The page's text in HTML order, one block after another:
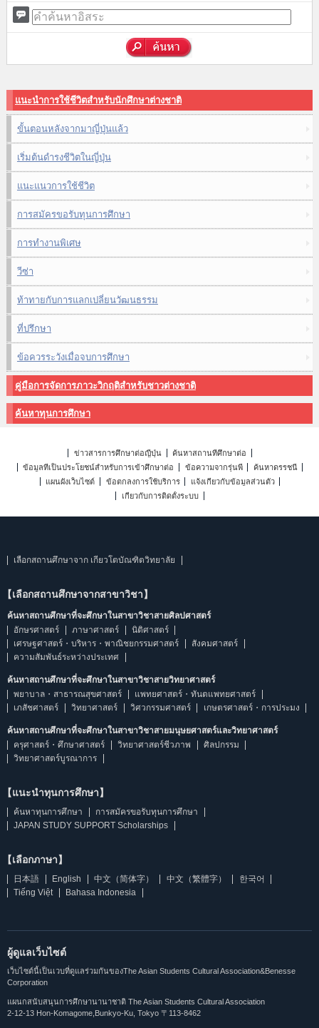
แนะนำการใช้ชีวิตสำหรับนักศึกษาต่างชาติ
ขั้นตอนหลังจากมาญี่ปุ่นแล้ว
เริ่มต้นดำรงชีวิตในญี่ปุ่น
แนะแนวการใช้ชีวิต
การสมัครขอรับทุนการศึกษา
การทำงานพิเศษ
วีซ่า
ท้าทายกับการแลกเปลี่ยนวัฒนธรรม
ที่ปรึกษา
ข้อควรระวังเมื่อจบการศึกษา
คู่มือการจัดการภาวะวิกฤติสำหรับชาวต่างชาติ
ค้นหาทุนการศึกษา
ข่าวสารการศึกษาต่อญี่ปุ่น
ค้นหาสถานที่ศึกษาต่อ
ข้อมูลที่เป็นประโยชน์สำหรับการเข้าศึกษาต่อ
ข้อความจากรุ่นพี่
ค้นหาดรรชนี
แผนผังเว็บไซต์
ข้อตกลงการใช้บริการ
แจ้งเกี่ยวกับข้อมูลส่วนตัว
เกี่ยวกับการติดตั้งระบบ
เลือกสถานศึกษาจาก เกียวโตบัณฑิตวิทยาลัย
【เลือกสถานศึกษาจากสาขาวิชา】
ค้นหาสถานศึกษาที่จะศึกษาในสาขาวิชาสายศิลปศาสตร์
อักษรศาสตร์
ภาษาศาสตร์
นิติศาสตร์
เศรษฐศาสตร์・บริหาร・พาณิชยกรรมศาสตร์
สังคมศาสตร์
ความสัมพันธ์ระหว่างประเทศ
ค้นหาสถานศึกษาที่จะศึกษาในสาขาวิชาสายวิทยาศาสตร์
พยาบาล・สาธารณสุขศาสตร์
แพทยศาสตร์・ทันตแพทยศาสตร์
เภสัชศาสตร์
วิทยาศาสตร์ วิศวกรรมศาสตร์ เกษตรศาสตร์・การประมง
ค้นหาสถานศึกษาที่จะศึกษาในสาขาวิชาสายมนุษยศาสตร์และวิทยาศาสตร์
ครุศาสตร์・ศึกษาศาสตร์
วิทยาศาสตร์ชีวภาพ
ศิลปกรรม
วิทยาศาสตร์บูรณาการ
【แนะนำทุนการศึกษา】
ค้นหาทุนการศึกษา
การสมัครขอรับทุนการศึกษา
JAPAN STUDY SUPPORT Scholarships
【เลือกภาษา】
日本語 English 中文（简体字） 中文（繁體字）
한국어
Tiếng Việt
Bahasa Indonesia
ผู้ดูแลเว็บไซต์
เว็บไซต์นี้เป็นเวบที่ดูแลร่วมกันของThe Asian Students Cultural Association&Benesse
Corporation
แผนกสนับสนุนการศึกษานานาชาติ The Asian Students Cultural Association
2-12-13 Hon-Komagome,Bunkyo-Ku, Tokyo 〒113-8462